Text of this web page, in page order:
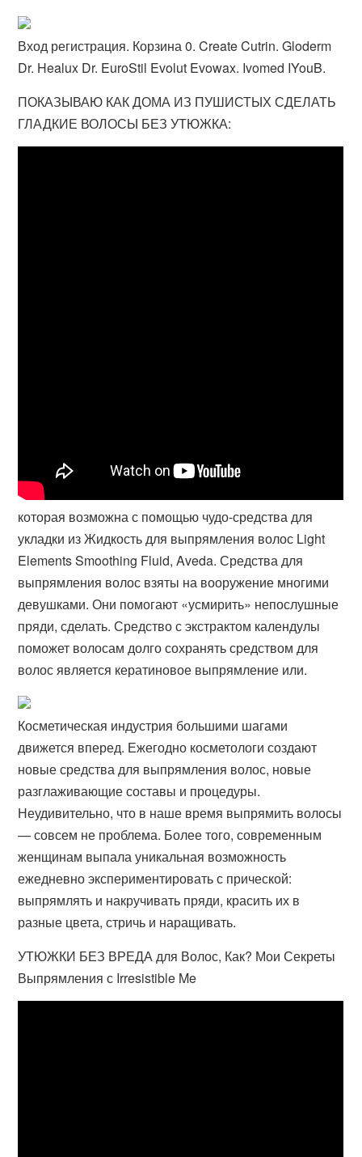
Вход регистрация. Корзина 0. Create Cutrin. Gloderm
Dr. Healux Dr. EuroStil Evolut Evowax. Ivomed IYouB.
ПОКАЗЫВАЮ КАК ДОМА ИЗ ПУШИСТЫХ СДЕЛАТЬ
ГЛАДКИЕ ВОЛОСЫ БЕЗ УТЮЖКА:
которая возможна с помощью чудо-средства для
укладки из Жидкость для выпрямления волос Light
Elements Smoothing Fluid, Aveda. Средства для
выпрямления волос взяты на вооружение многими
девушками. Они помогают «усмирить» непослушные
пряди, сделать. Средство с экстрактом календулы
поможет волосам долго сохранять средством для
волос является кератиновое выпрямление или.
Косметическая индустрия большими шагами
движется вперед. Ежегодно косметологи создают
новые средства для выпрямления волос, новые
разглаживающие составы и процедуры.
Неудивительно, что в наше время выпрямить волосы
— совсем не проблема. Более того, современным
женщинам выпала уникальная возможность
ежедневно экспериментировать с прической:
выпрямлять и накручивать пряди, красить их в
разные цвета, стричь и наращивать.
УТЮЖКИ БЕЗ ВРЕДА для Волос, Как? Мои Секреты
Выпрямления с Irresistible Me